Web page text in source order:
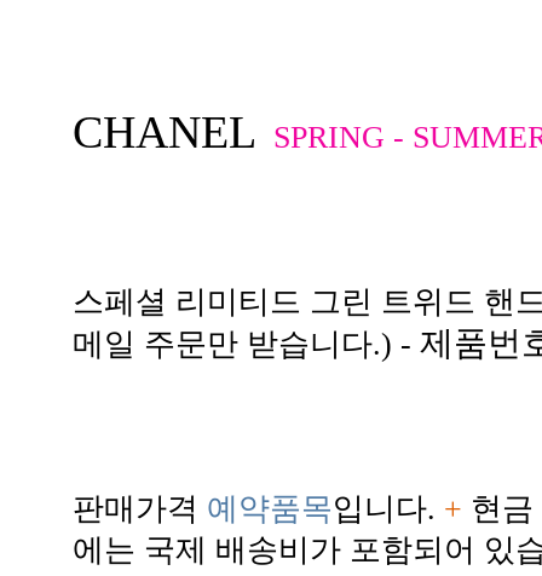
CHANEL SPRING -
스페셜 리미티드 그린 트위드 핸
메일 주문만 받습니다.) - 제품번
판매가격 예약품목입니다. + 현
에는 국제 배송비가 포함되어 있